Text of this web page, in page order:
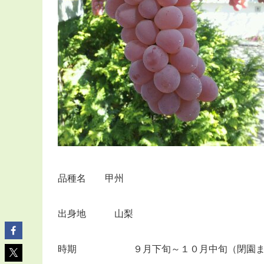
品種名 甲州
出身地 山梨
時期 ９月下旬～１０月中旬（閉園ま